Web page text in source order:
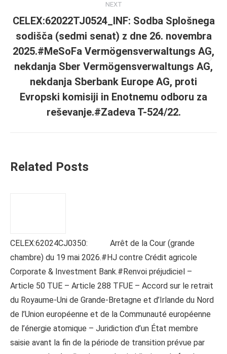
NEXT
Next
post:
CELEX:62022TJ0524_INF: Sodba Splošnega
sodišča (sedmi senat) z dne 26. novembra
2025.#MeSoFa Vermögensverwaltungs AG,
nekdanja Sber Vermögensverwaltungs AG,
nekdanja Sberbank Europe AG, proti
Evropski komisiji in Enotnemu odboru za
reševanje.#Zadeva T-524/22.
Related Posts
CELEX:62024CJ0350: Arrêt de la Cour (grande
chambre) du 19 mai 2026.#HJ contre Crédit agricole
Corporate & Investment Bank.#Renvoi préjudiciel –
Article 50 TUE – Article 288 TFUE – Accord sur le retrait
du Royaume-Uni de Grande-Bretagne et d’Irlande du Nord
de l’Union européenne et de la Communauté européenne
de l’énergie atomique – Juridiction d’un État membre
saisie avant la fin de la période de transition prévue par